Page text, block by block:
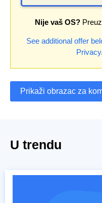
Nije vaš OS?
See additional offer
Prikaži obrazac za
U trendu